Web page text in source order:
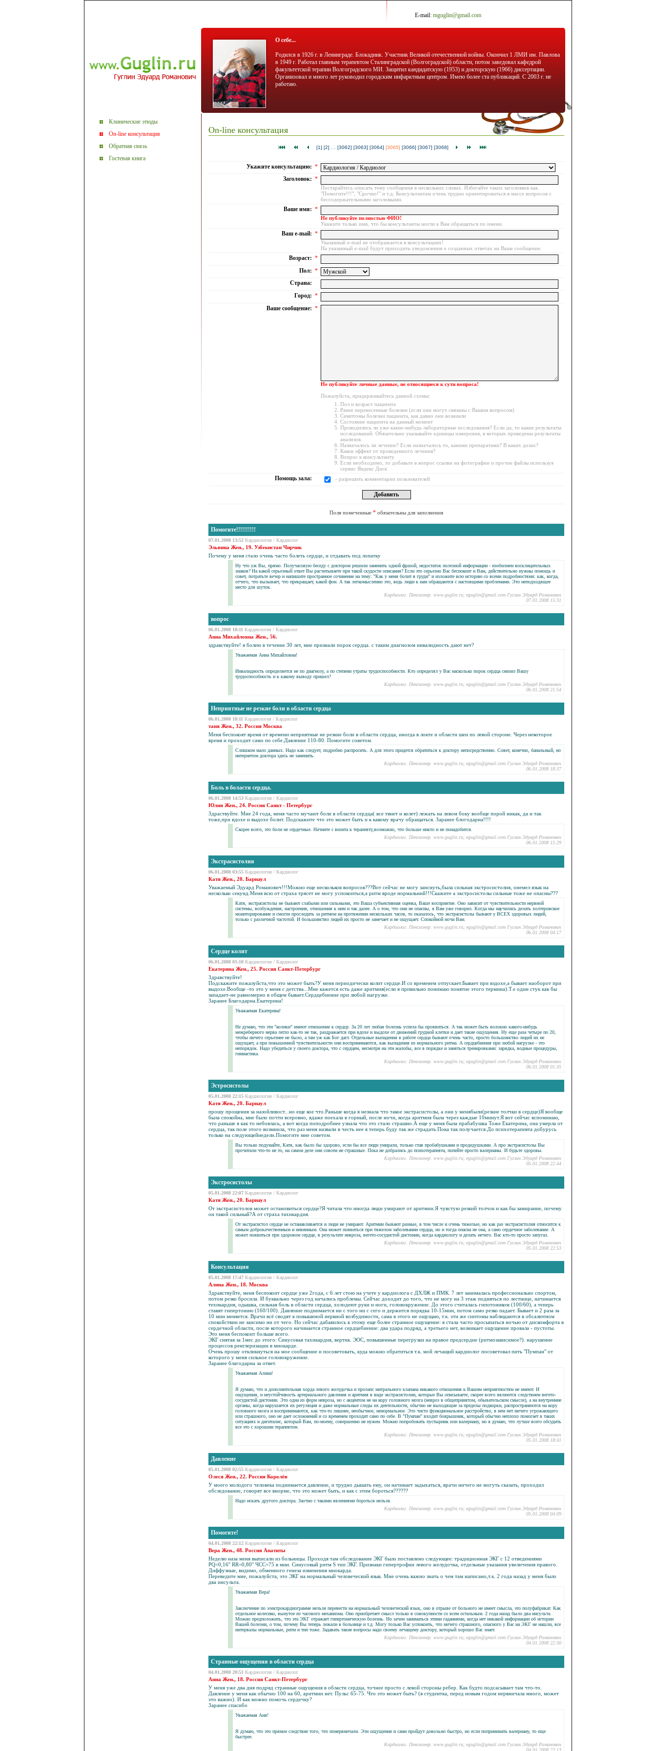
Клинические этюды
On-line консультация
Обратная связь
Гостевая книга
E-mail: mguglin@gmail.com
О себе...
Родился в 1926 г. в Ленинграде. Блокадник. Участник Великой отечественной войны. Окончил 1 ЛМИ им. Павлова
в 1949 г. Работал главным терапевтом Сталинградской (Волгоградской) области, потом заведовал кафедрой
факультетской терапии Волгоградского МИ. Защитил кандидатскую (1953) и докторскую (1966) диссертации.
Организовал и много лет руководил городским инфарктным центром. Имею более ста публикаций. С 2003 г. не
работаю.
On-line консультация
[1] [2] [3062] [3063] [3064] [3065] [3066] [3067] [3068]
Укажите консультацию: *
Заголовок: *
Постарайтесь описать тему сообщения в нескольких словах. Избегайте таких заголовков как
"Помогите!!!", "Срочно!" и т.д. Консультантам очень трудно ориентироваться в массе вопросов с
бессодержательными заголовками.
Ваше имя: *
Не публикуйте полностью ФИО!
Укажите только имя, что бы консультанты могли к Вам обращаться по имени.
Ваш e-mail: *
Указанный e-mail не отображается в консультациях!
На указанный e-mail будут приходить уведомления о созданных ответах на Ваше сообщение.
Возраст: *
Пол: *
Страна:
Город: *
Ваше сообщение: *
Не публикуйте личные данные, не относящиеся к сути вопроса!
Пожалуйста, придерживайтесь данной схемы:
Пол и возраст пациента
Ранее перенесенные болезни (если они могут связаны с Вашим вопросом)
Симптомы болезни пациента, как давно они возникли
Состояние пациента на данный момент
Проводились ли уже какие-нибудь лабораторные исследования? Если да, то какие результаты
исследований. Обязательно указывайте единицы измерения, в которых приведены результаты
анализов.
Назначалось ли лечение? Если назначалось то, какими препаратами? В каких дозах?
Каков эффект от проведенного лечения?
Вопрос к консультанту.
Если необходимо, то добавьте в вопрос ссылки на фотографии и прочие файлы используя
сервис Яндекс Диск
Помощь зала: - разрешить комментарии пользователей
Поля помеченные * обязательны для заполнения
Помогите!!!!!!!!!!
07.01.2008 13:52 Кардиология / Кардиолог
Эльвина Жен., 19. Узбекистан Чирчик
Почему у меня стало очень часто болеть сердце, и отдавать под лопатку
Ну что уж Вы, прямо. Получасовую беседу с доктором решили заменить одной фразой, недостаток полезной информации - изобилием восклицательных
знаков? На какой серьезный ответ Вы расчитываете при такой скудости описания? Если это серьезно Вас беспокоит и Вам, действительно нужны помощь и
совет, потратьте вечер и напишите пространное сочинение на тему: "Как у меня болит в груди" и изложите всю историю со всеми подробностями: как, когда,
отчего, что вызывает, что прекращает, какой фон. А так легкомысленно это, ведь люди к нам обращаются с настоящими проблемами. Это неподходящее
место для шуток.
Кардиолог. Пенсионер. www.guglin.ru; eguglin@gmail.com Гуглин Эдуард Романович
07.01.2008 15:31
вопрос
06.01.2008 18:11 Кардиология / Кардиолог
Анна Михайловна Жен., 56.
здравствуйте! я болею в течение 30 лет, мне признали порок сердца . с таким диагнозом инвалидность дают нет?
Уважаемая Анна Михайловна!
Инвалидность определяется не по диагнозу, а по степени утраты трудоспособности. Кто определял у Вас насколько порок сердца снизил Вашу
трудоспособность и к какому выводу пришел?
Кардиолог. Пенсионер. www.guglin.ru; eguglin@gmail.com Гуглин Эдуард Романович
06.01.2008 21:54
Неприятные не резкие боли в области сердца
06.01.2008 18:11 Кардиология / Кардиолог
таня Жен., 32. Россия Москва
Меня беспокоят время от времени неприятные не резкие боли в области сердца, иногда в локте и области шеи по левой стороне. Через некоторое
время и проходит само по себе.Давление 110-80. Помогите советом.
Слишком мало данных. Надо как следует, подробно распросить. А для этого придется обратиться к доктору непосредственно. Совет, конечно, банальный, но
интернетом доктора здесь не заменить.
Кардиолог. Пенсионер. www.guglin.ru; eguglin@gmail.com Гуглин Эдуард Романович
06.01.2008 18:37
Боль в боласти сердца.
06.01.2008 14:53 Кардиология / Кардиолог
Юлия Жен., 24. Россия Санкт - Петербург
Здраствуйте. Мне 24 года, меня часто мучают боли в области сердца( все тянет и колет) лежать на левом боку вообще порой никак, да и так
тоже,при вдохе и выдохе болит. Подскажите что это может быть и к какому врачу обращаться. Заранее блогодарна!!!!
Скорее всего, это боли не сердечные. Начните с визита к терапевту,возможно, что больше никто и не понадобится.
Кардиолог. Пенсионер. www.guglin.ru; eguglin@gmail.com Гуглин Эдуард Романович
06.01.2008 15:29
Экстрасистолия
06.01.2008 03:55 Кардиология / Кардиолог
Катя Жен., 20. Барнаул
Уважаемый Эдуард Романович!!!Можно еще нескольков вопросов???Вот сейчас не могу занснуть,была сильная экстросистолия, онемел язык на
несколько секунд.Меня всю от страха трясет не могу успокоиться,а ритм вроде нормальний!!!Скажите а экстросистолы сильные тоже не опасны???
Катя, экстрасистолы не бывают слабыми или сильными, это Ваша субъективная оценка, Ваше восприятие. Оно зависит от чувствительности нервной
системы, возбуждения, настроения, отношения к ним и так далее. А о том, что они не опасны, я Вам уже говорил. Когда мы научились делать холтеровское
мониторирование и смогли проследить за ритмом на протяжении нескольких часов, то оказалось, что экстрасистолы бывают у ВСЕХ здоровых людей,
только с различной частотой. И большинство людей их просто не замечает и не ощущает. Спокойной ночи Вам.
Кардиолог. Пенсионер. www.guglin.ru; eguglin@gmail.com Гуглин Эдуард Романович
06.01.2008 04:17
Сердце колит
06.01.2008 01:10 Кардиология / Кардиолог
Екатерина Жен., 25. Россия Санкт-Петербург
Здравствуйте!
Подскажите пожалуйста,что это может быть?У меня периодически колит сердце.И со временем отпускает.Бывает при вздохе,а бывает наоборот при
выдохе.Вообще -то это у меня с детства...Мне кажется есть даже аритмия(если я прпвильно понимаю понятие этого термина).Т.е один стук как бы
западает-не равномерно в общем бывает.Сердцебиение при любой нагрузке.
Заранее Благодарна.Екатерина!
Уважаемая Екатерина!
Не думаю, что эти "колики" имеют отношение к сердцу. За 20 лет любая болезнь успела бы проявиться. А так может быть волокно какого-нибудь
межреберного нерва легло как-то не так, раздражается при вдохе и выдохе от движений грудной клетки и дает такие ощущения. Ну еще раза четыре по 20,
чтобы ничего серьезнее не было, а там уж как Бог даст. Отдельные выпадения в работе сердца бывают очень часто, просто большинство людей их не
ощущает, а при повышенной чувствительности они воспринимаются, как выпадения из нормального ритма. А сердцебиения при любой нагрузке - это
непорядок. Надо убедиться у своего доктора, что с сердцем, несмотря на эти жалобы, все в порядке и заняться тренировками: зарядка, водные процедуры,
гимнастика.
Кардиолог. Пенсионер. www.guglin.ru; eguglin@gmail.com Гуглин Эдуард Романович
06.01.2008 01:35
Эстросистолы
05.01.2008 22:15 Кардиология / Кардиолог
Катя Жен., 20. Барнаул
прошу прощения за назойливост...но еще кое что.Раньше когда я незнала что такое экстрасистолы, а они у менябыли(резкие толчки в сердце)Я вообще
была спокойна, мне было почти всеровно, ядаже поехала в горный, после ночи, когда аритмия была через каждые 10минут.Я вот сейчас вспоминаю,
что раньше я как то небоялась, а вот когда поподробнее узнала что это стало страшно.А еще у меня была прабабушка Тоже Екатерина, она умерла от
сердца, так поле этого возмнила, что раз меня назвали в честь нее я теперь буду так же страдать.Пока так получается.До психотерапевта добурусь
только на следующейнедели.Помогите мне советом.
Вы только подумайте, Катя, как было бы здорово, если бы все люди умирали, только став пробабушками и продедушками. А про экстрасистолы Вы
прочитали что-то не то, на самом деле они совсем не страшные. Пока не добрались до психотерапевта, попейте просто валерианы. И будьте здоровы.
Кардиолог. Пенсионер. www.guglin.ru; eguglin@gmail.com Гуглин Эдуард Романович
05.01.2008 22:44
Экстросистолы
05.01.2008 22:07 Кардиология / Кардиолог
Катя Жен., 20. Барнаул
От экстрасистолов может остановиться сердце?Я читала что иногда люди умирают от аритмии .Я чувстую резкий толчок и как бы замирание, почему
он такой сильный?А от страха тахикардия.
От экстрасистол сердце не останавливается и люди не умирают. Аритмии бывают разные, в том числе и очень тяжелые, но как раз экстрасистолия относится к
самым доброкачественным и невинным. Она может появиться при тяжелом заболевании сердца, но и тогда опасна не она, а само сердечное заболевание. А
может появиться при здоровом сердце, в результате невроза, вегето-сосудистой дистонии, когда кардиологу и делать нечего. Вас кто-то просто запугал.
Кардиолог. Пенсионер. www.guglin.ru; eguglin@gmail.com Гуглин Эдуард Романович
05.01.2008 22:53
Консультация
05.01.2008 17:47 Кардиология / Кардиолог
Алина Жен., 18. Москва
Здравствуйте, меня беспокоит сердце уже 2года, с 6 лет стою на учете у кардиолога с ДХЛЖ и ПМК. 7 лет занималась профессионально спортом,
потом резко бросила. И буквально через год начались проблемы. Сейчас доходит до того, что не могу на 3 этаж подняться по лестнице, начинается
техикардия, одышка, сильная боль в области сердца, холодеют руки и ноги, головокружение . До этого считалась гипотоником (100/60), а теперь
ставят гипертонию (160/100). Давление поднимается ни с того ни с сего и держится порядка 10-15мин, потом само резко падает. Бывает и 2 раза за
10 мин меняется. Врачи всё сводят к повышеной нервной возбудимости, сама я этого не ощущаю, т.к. эти же сиптомы наблюдаются в обсалютном
спокойствии не заисимо ни от чего. Но сейчас дабавилось к этому еще более странное ощущение: я стала часто просыпаться ночью от дискомфорта в
сердечной области, после которого начинается странное сердцебиение: два удара подряд, а третьего нет, возникает ощущение провала - пустоты.
Это меня беспокоит больше всего.
ЭКГ снятая за 1мес до этого: Синусовая тахикардия, вертик. ЭОС, повышенные перегрузки на правое предсердие (ритмозависимое?). нарушение
процессов ренглеризации в миокарде.
Очень прошу откликнуться на мое сообщение и посоветовать, куда можно обратиться т.к. мой лечащий кардиолог посоветовал пить "Пумпан" от
которого у меня сильное головокружение
Заранее благодарна за ответ.
Уважаемая Алина!
Я думаю, что и дополнительная хорда левого желудочка и пролапс митрального клапана никакого отношения к Вашим неприятностям не имеют. И
ощущения, и неустойчивость артериального давления и аритмия в виде экстрасистолии, которые Вы описываете, скорее всего являются следствием вегето-
сосудистой дистонии. Это одна из форм невроза, но с акцентом не на кору головного мозга (невроз в общепринятом, обывательском смысле), а на внутренние
органы, когда нарушается их регуляция и даже нормальные следы их деятельности, обычно не выходящие за пределы подкорки, распространяются на кору
головного мозга и воспринимаются, как что-то лишнее, необычное, ненормальное. Это чисто функциональное расстройство, в нем нет ничего угрожающего
или страшного, оно не дает осложнений и со временем проходит само по себе. В "Пумпан" входит боярышник, который обычно неплохо помогает в таких
ситуациях и дигиталис, который Вам, по-моему, совершенно не нужен. Можно попробовать пустырник или валериану, но я думаю, что лучше всего обсудить
все это с хорошим терапевтом.
Кардиолог. Пенсионер. www.guglin.ru; eguglin@gmail.com Гуглин Эдуард Романович
05.01.2008 18:41
Давление
05.01.2008 02:55 Кардиология / Кардиолог
Олеся Жен., 22. Россия Королёв
У моего молодого человека поднимается давление, и трудно дышать ему, он начинает задыхаться, врачи ничего не могуть сказать, проходил
обследование, говорят все внорме, что это может быть, и как с этим бороться??????
Надо искать другого доктора. Заочно с такими явлениями бороться нельзя.
Кардиолог. Пенсионер. www.guglin.ru; eguglin@gmail.com Гуглин Эдуард Романович
05.01.2008 04:09
Помогите!
04.01.2008 22:12 Кардиология / Кардиолог
Вера Жен., 48. Россия Апатиты
Неделю наза меня выписали из больницы. Проходя там обследование ЭКГ было поставлено следующее: традиционная ЭКГ с 12 отведениями
PQ=0,16'' RR=0,80'' ЧСС=75 в мин. Синусовый ритм S тип ЭКГ. Признаки гипертрофии левого желудочка, отдельные указания увеличения правого.
Диффузные, видимо, обменного генеза изменения миокарда.
Переведите мне, пожалуйста, это ЭКГ на нормальный человеческий язык. Мне очень важно знать о чем там написано,т.к. 2 года назад у меня было
два инсульта
Уважаемая Вера!
Заключение по электрокардиограмме нельзя перевести на нормальный человеческий язык, оно в отрыве от больного не имеет смысла, это полуфабрикат. Как
отдельное колесико, вынутое из часового механизма. Оно приобретает смысл только в совокупности со всем остальным. 2 года назад было два инсульта.
Можно предположить, что эта ЭКГ отражает гипертоническую болезнь. Но зачем заниматься этими гаданиями, когда нет никакой информации об истории
Вашей болезни, о том, почему Вы теперь лежали в больнице и т.д. Могу только Вас успокоить, что ничего страшного, опасного у Вас на ЭКГ не нашли, все
интервалы нормальные, ритм и тип тоже. Задавать такие вопросы надо своему лечащему доктору, который хорошо Вас знает.
Кардиолог. Пенсионер. www.guglin.ru; eguglin@gmail.com Гуглин Эдуард Романович
04.01.2008 22:30
Странные ощущения в области сердца
04.01.2008 20:51 Кардиология / Кардиолог
Анна Жен., 18. Россия Санкт-Петербург
У меня уже два дня подряд странные ощущения в области сердца, точнее просто с левой стороны ребер. Как будто подсасывает там что-то.
Давление у меня как обычно 100 на 60, аритмии нет. Пульс 65-75. Что это может быть? (я студентка, перед новым годом нервничала много, может
это важно). И как можно помочь сердечку?
Заранее спасибо
Уважаемая Аня!
Я думаю, что это прямое следствие того, что понервничали. Эти ощущения и сами пройдут довольно быстро, но если попринимать валериану, то еще
быстрее.
Кардиолог. Пенсионер. www.guglin.ru; eguglin@gmail.com Гуглин Эдуард Романович
04.01.2008 22:13